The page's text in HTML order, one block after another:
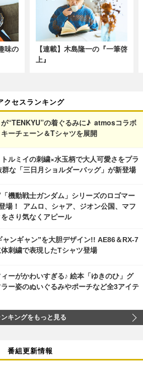
味の
【連載】木島隆一の『一筆啓
上』
クセスランキング
が“TENKYU”の着ぐるみに♪ atmosコラボ
ーチェーン＆Tシャツを展開
トルミイの刺繍×水玉柄で大人可愛さをプラ
な「三日月ショルダーバッグ」が新登場
機動戦士ガンダム」シリーズのロゴマー
場！ アムロ、シャア、ジオン公国、マフ
さり気なくアピール
ャンギャン”を大胆デザイン!! AE86＆RX-7
刺繍で表現したTシャツ登場
ーがかわいすぎる♪ 絵本「ゆきのひ」グ
ー姿のぬいぐるみやポーチなど全3アイテ
ンキングをもっと見る
番組更新情報